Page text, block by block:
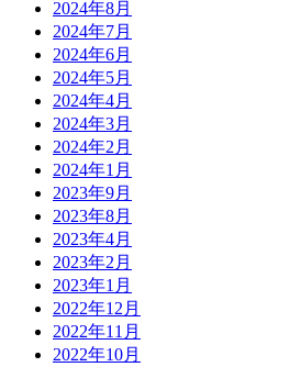
2024年8月
2024年7月
2024年6月
2024年5月
2024年4月
2024年3月
2024年2月
2024年1月
2023年9月
2023年8月
2023年4月
2023年2月
2023年1月
2022年12月
2022年11月
2022年10月